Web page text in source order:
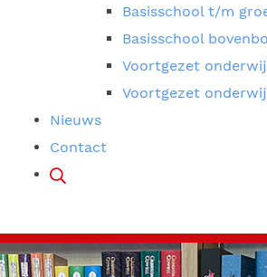
Basisschool t/m
Basisschool
Voortgezet
Voortgezet
Nieuws
Contact